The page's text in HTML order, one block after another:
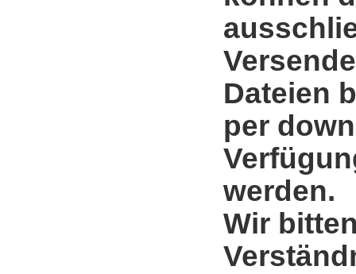
Dateien
per
werden.
Wir